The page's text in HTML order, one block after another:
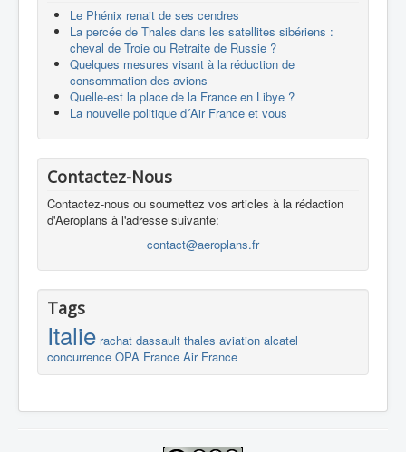
Le Phénix renait de ses cendres
La percée de Thales dans les satellites sibériens :
cheval de Troie ou Retraite de Russie ?
Quelques mesures visant à la réduction de
consommation des avions
Quelle-est la place de la France en Libye ?
La nouvelle politique d´Air France et vous
Contactez-Nous
Contactez-nous ou soumettez vos articles à la rédaction
d'Aeroplans à l'adresse suivante:
contact@aeroplans.fr
Tags
Italie rachat dassault thales aviation alcatel
concurrence OPA France Air France